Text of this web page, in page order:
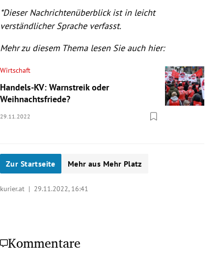
*Dieser Nachrichtenüberblick ist in leicht
verständlicher Sprache verfasst.
Mehr zu diesem Thema lesen Sie auch hier:
Wirtschaft
Handels-KV: Warnstreik oder
Weihnachtsfriede?
29.11.2022
Zur Startseite Mehr aus Mehr Platz
kurier.at | 29.11.2022, 16:41
Kommentare